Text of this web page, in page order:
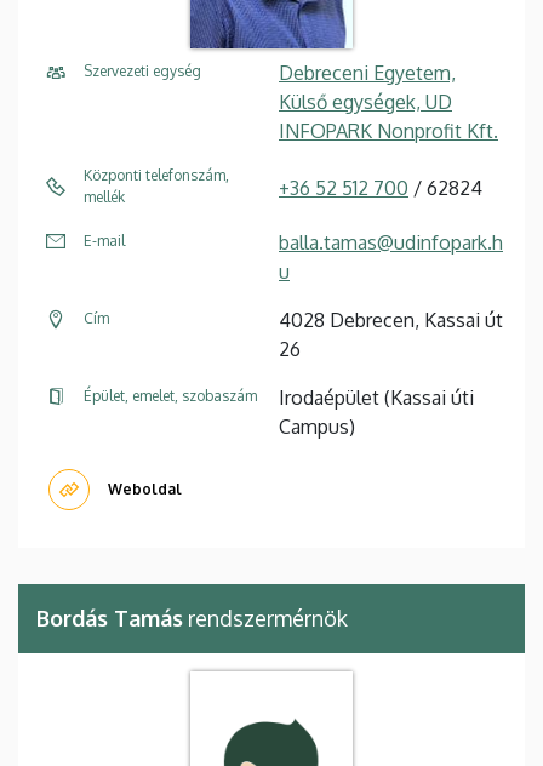
Szervezeti egység
Debreceni Egyetem,
Külső egységek, UD
INFOPARK Nonprofit Kft.
Központi telefonszám,
mellék
+36 52 512 700 / 62824
E-mail
balla.tamas@udinfopark.h
u
Cím
4028 Debrecen, Kassai út
26
Épület, emelet, szobaszám
Irodaépület (Kassai úti
Campus)
Weboldal
Bordás Tamás rendszermérnök